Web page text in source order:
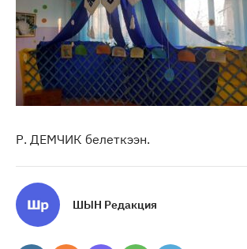
Р. ДЕМЧИК белеткээн.
ШЫН Редакция